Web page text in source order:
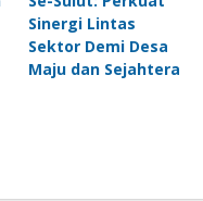
Sinergi Lintas
Sektor Demi Desa
Maju dan Sejahtera